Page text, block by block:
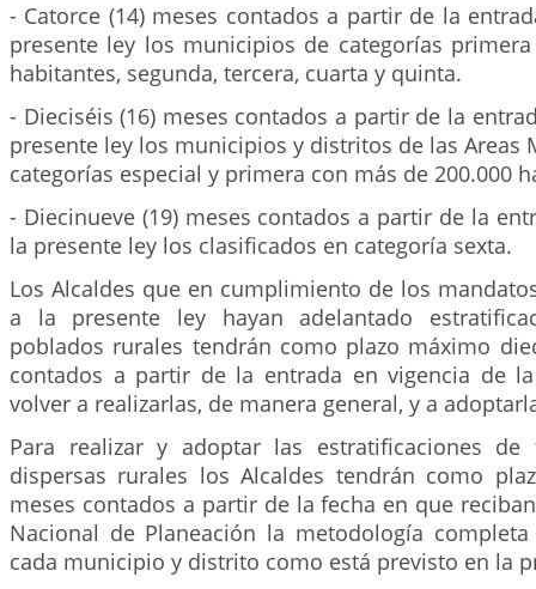
- Catorce (14) meses contados a partir de la
presente ley los municipios de categorías
habitantes, segunda, tercera, cuarta y quinta.
- Dieciséis (16) meses contados a partir de la
presente ley los municipios y distritos de las Areas
categorías especial y primera con más de 200.000
- Diecinueve (19) meses contados a partir de la
la presente ley los clasificados en categoría sexta.
Los Alcaldes que en cumplimiento de los
a la presente ley hayan adelantado
poblados rurales tendrán como plazo máximo
contados a partir de la entrada en vigencia de
volver a realizarlas, de manera general, y a
Para realizar y adoptar las estratificaciones de
dispersas rurales los Alcaldes tendrán como
meses contados a partir de la fecha en que
Nacional de Planeación la metodología
cada municipio y distrito como está previsto en la